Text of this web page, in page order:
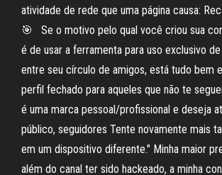
atividade de rede que uma página causa:
🎯 ⁣⁣ ⁣⁣ Se o motivo pelo qual você criou sua
é de usar a ferramenta para uso exclusivo
entre seu círculo de amigos, está tudo bem
perfil fechado para aqueles que não te
é uma marca pessoal/profissional e deseja
público, seguidores Tente novamente mais
em um dispositivo diferente." Minha maior
além do canal ter sido hackeado, a minha